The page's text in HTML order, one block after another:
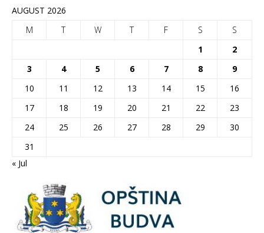
AUGUST 2026
M
T W T F S
S
1
2
3
4 5 6 7 8
9
10
11 12 13 14 15
16
17
18 19 20 21 22
23
24
25 26 27 28 29
30
31
« Jul